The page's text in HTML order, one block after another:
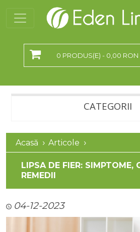
0 PRODUS(E) - 0,00 RON
CATEGORII
Acasă Articole
LIPSA DE FIER: SIMPTOME,
REMEDII
04-12-2023